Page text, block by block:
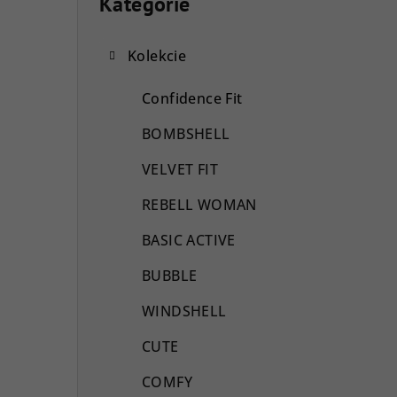
kategórie
Kolekcie
Confidence Fit
BOMBSHELL
VELVET FIT
REBELL WOMAN
BASIC ACTIVE
BUBBLE
WINDSHELL
CUTE
COMFY